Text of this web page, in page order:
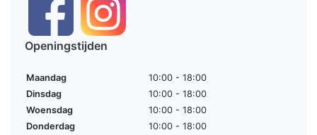
Openingstijden
Maandag
10:00 - 18:00
Dinsdag
10:00 - 18:00
Woensdag
10:00 - 18:00
Donderdag
10:00 - 18:00